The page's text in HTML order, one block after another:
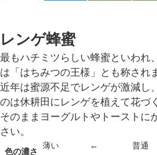
レンゲ蜂蜜
最もハチミツらしい蜂蜜といわれ
は「はちみつの王様」とも称され
近年は蜜源不足でレンゲが激減し
のは休耕田にレンゲを植えて花づ
そのままヨーグルトやトーストに
さい。
色の濃さ
薄い ← 普通